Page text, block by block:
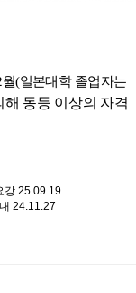
월(일본대학 졸업자는
해 동등 이상의 자격
강 25.09.19
24.11.27